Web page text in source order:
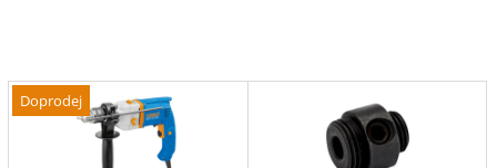
Doprodej